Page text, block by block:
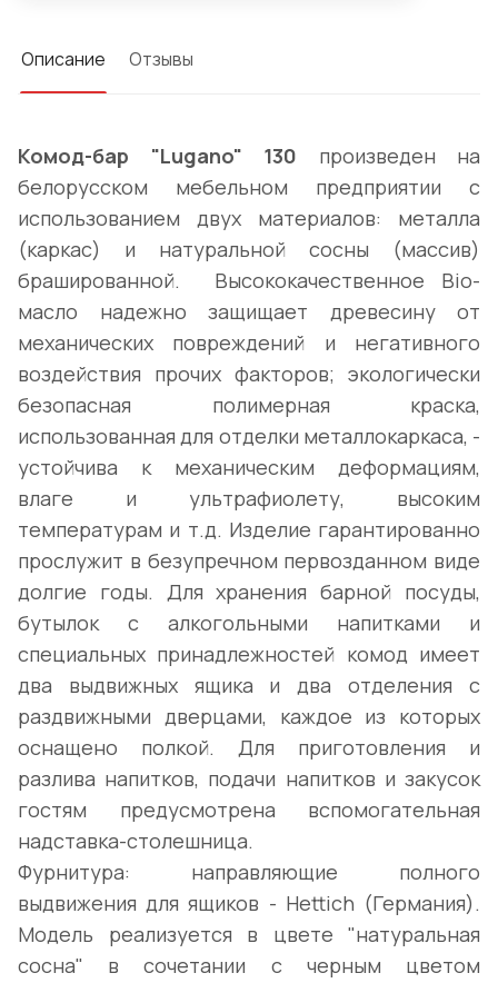
Описание Отзывы
Комод-бар "Lugano" 130 произведен на
белорусском мебельном предприятии с
использованием двух материалов: металла
(каркас) и натуральной сосны (массив)
брашированной. Высококачественное Bio-
масло надежно защищает древесину от
механических повреждений и негативного
воздействия прочих факторов; экологически
безопасная полимерная краска,
использованная для отделки металлокаркаса, -
устойчива к механическим деформациям,
влаге и ультрафиолету, высоким
температурам и т.д. Изделие гарантированно
прослужит в безупречном первозданном виде
долгие годы. Для хранения барной посуды,
бутылок с алкогольными напитками и
специальных принадлежностей комод имеет
два выдвижных ящика и два отделения с
раздвижными дверцами, каждое из которых
оснащено полкой. Для приготовления и
разлива напитков, подачи напитков и закусок
гостям предусмотрена вспомогательная
надставка-столешница.
Фурнитура: направляющие полного
выдвижения для ящиков - Hettich (Германия).
Модель реализуется в цвете "натуральная
сосна" в сочетании с черным цветом